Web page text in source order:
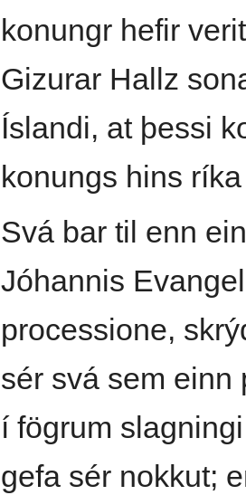
konungr hefir
Gizurar Hallz
Íslandi, at þessi
konungs hins
Svá bar til enn
Jóhannis
processione,
sér svá sem einn
í fögrum
gefa sér nokkut;